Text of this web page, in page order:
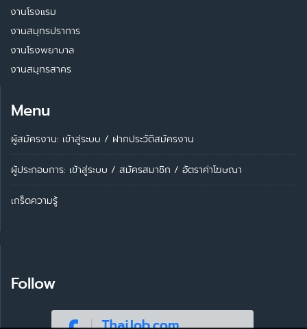
งานโรงแรม
งานสมุทรปราการ
งานโรงพยาบาล
งานสมุทรสาคร
Menu
ผู้สมัครงาน: เข้าสู่ระบบ / ฝากประวัติสมัครงาน
ผู้ประกอบการ: เข้าสู่ระบบ / สมัครสมาชิก / อัตราค่าโฆษณา
เกร็ดความรู้
Follow